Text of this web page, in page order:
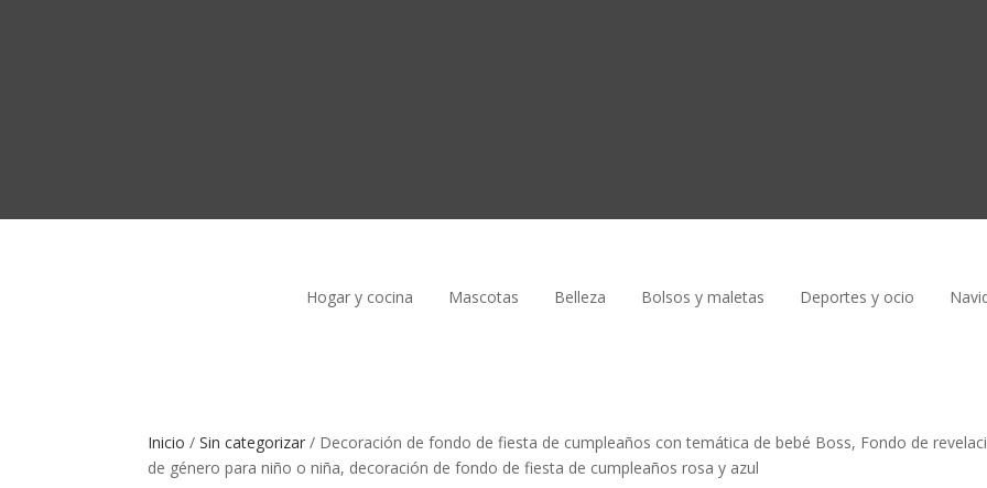
Hogar y cocina Mascotas Belleza Bolsos y maletas Deportes y ocio
Inicio /Sin categorizar / Decoración de fondo de fiesta de cumpleaños con temática de bebé Boss, Fondo de
de género para niño o niña, decoración de fondo de fiesta de cumpleaños rosa y azul